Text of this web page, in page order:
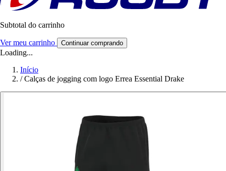
Subtotal do carrinho
Ver meu carrinho Continuar comprando
Loading...
Início
/ Calças de jogging com logo Errea Essential Drake